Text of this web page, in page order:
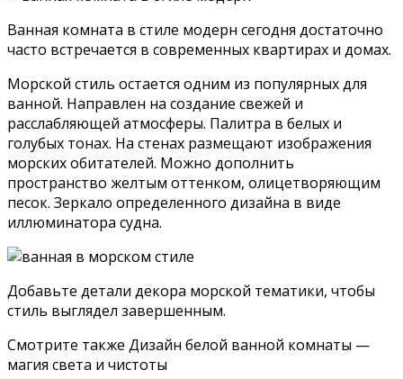
Ванная комната в стиле модерн сегодня достаточно
часто встречается в современных квартирах и домах.
Морской стиль остается одним из популярных для
ванной. Направлен на создание свежей и
расслабляющей атмосферы. Палитра в белых и
голубых тонах. На стенах размещают изображения
морских обитателей. Можно дополнить
пространство желтым оттенком, олицетворяющим
песок. Зеркало определенного дизайна в виде
иллюминатора судна.
Добавьте детали декора морской тематики, чтобы
стиль выглядел завершенным.
Смотрите также Дизайн белой ванной комнаты —
магия света и чистоты